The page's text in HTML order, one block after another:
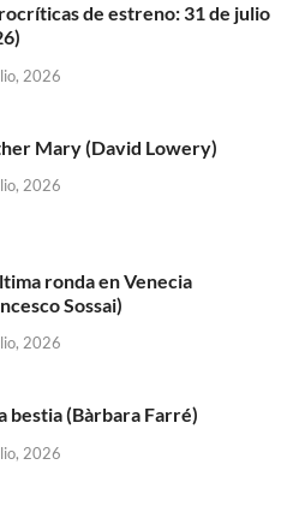
de estreno: 31 de julio
2026
Mary (David Lowery)
2026
ronda en Venecia
Sossai)
2026
bestia (Bàrbara Farré)
2026